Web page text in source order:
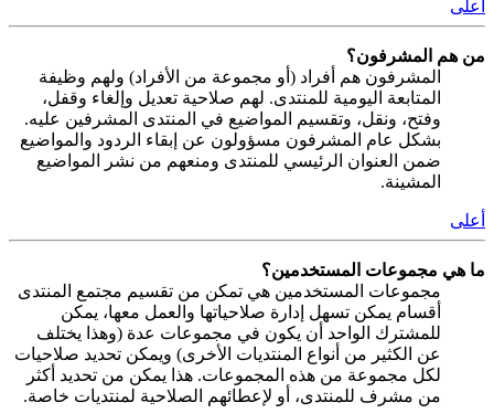
أعلى
من هم المشرفون؟
المشرفون هم أفراد (أو مجموعة من الأفراد) ولهم وظيفة
المتابعة اليومية للمنتدى. لهم صلاحية تعديل وإلغاء وقفل،
وفتح، ونقل، وتقسيم المواضيع في المنتدى المشرفين عليه.
بشكل عام المشرفون مسؤولون عن إبقاء الردود والمواضيع
ضمن العنوان الرئيسي للمنتدى ومنعهم من نشر المواضيع
المشينة.
أعلى
ما هي مجموعات المستخدمين؟
مجموعات المستخدمين هي تمكن من تقسيم مجتمع المنتدى
أقسام يمكن تسهل إدارة صلاحياتها والعمل معها، يمكن
للمشترك الواحد أن يكون في مجموعات عدة (وهذا يختلف
عن الكثير من أنواع المنتديات الأخرى) ويمكن تحديد صلاحيات
لكل مجموعة من هذه المجموعات. هذا يمكن من تحديد أكثر
من مشرف للمنتدى، أو لإعطائهم الصلاحية لمنتديات خاصة.